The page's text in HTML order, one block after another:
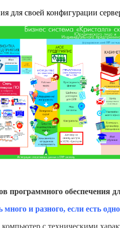
для своей конфигурации
программного обеспечения
много и разного, если есть
с техническими